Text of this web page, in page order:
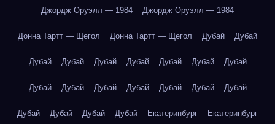
Джордж Оруэлл — 1984 Джордж Оруэлл — 1984
Донна Тартт — Щегол Донна Тартт — Щегол Дубай Дубай
Дубай Дубай Дубай Дубай Дубай Дубай Дубай
Дубай Дубай Дубай Дубай Дубай Дубай Дубай
Дубай Дубай Дубай Дубай Екатеринбург Екатеринбург